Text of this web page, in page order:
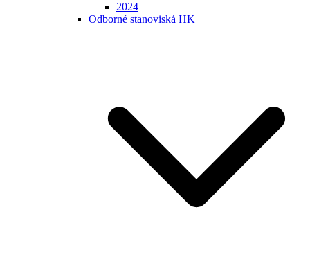
2024
Odborné stanoviská HK